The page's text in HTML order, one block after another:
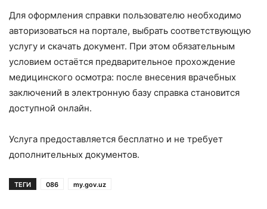
Для оформления справки пользователю необходимо
авторизоваться на портале, выбрать соответствующую
услугу и скачать документ. При этом обязательным
условием остаётся предварительное прохождение
медицинского осмотра: после внесения врачебных
заключений в электронную базу справка становится
доступной онлайн.
Услуга предоставляется бесплатно и не требует
дополнительных документов.
ТЕГИ 086 my.gov.uz